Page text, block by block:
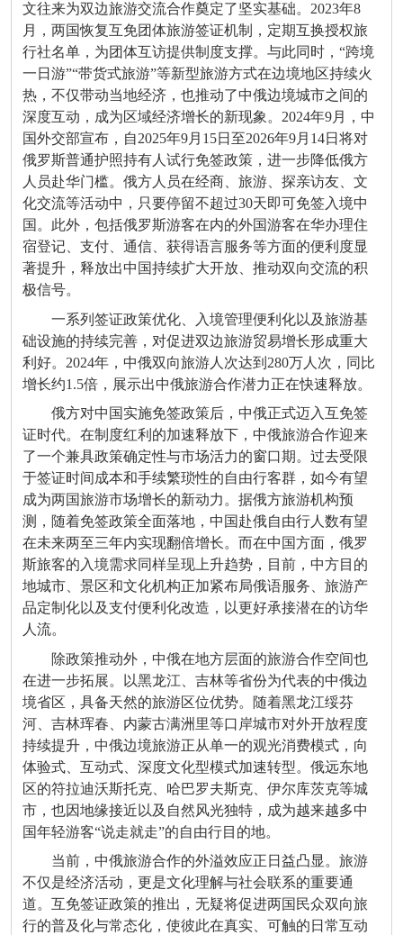
文往来为双边旅游交流合作奠定了坚实基础。2023年8
月，两国恢复互免团体旅游签证机制，定期互换授权旅
行社名单，为团体互访提供制度支撑。与此同时，“跨境
一日游”“带货式旅游”等新型旅游方式在边境地区持续火
热，不仅带动当地经济，也推动了中俄边境城市之间的
深度互动，成为区域经济增长的新现象。2024年9月，中
国外交部宣布，自2025年9月15日至2026年9月14日将对
俄罗斯普通护照持有人试行免签政策，进一步降低俄方
人员赴华门槛。俄方人员在经商、旅游、探亲访友、文
化交流等活动中，只要停留不超过30天即可免签入境中
国。此外，包括俄罗斯游客在内的外国游客在华办理住
宿登记、支付、通信、获得语言服务等方面的便利度显
著提升，释放出中国持续扩大开放、推动双向交流的积
极信号。
一系列签证政策优化、入境管理便利化以及旅游基
础设施的持续完善，对促进双边旅游贸易增长形成重大
利好。2024年，中俄双向旅游人次达到280万人次，同比
增长约1.5倍，展示出中俄旅游合作潜力正在快速释放。
俄方对中国实施免签政策后，中俄正式迈入互免签
证时代。在制度红利的加速释放下，中俄旅游合作迎来
了一个兼具政策确定性与市场活力的窗口期。过去受限
于签证时间成本和手续繁琐性的自由行客群，如今有望
成为两国旅游市场增长的新动力。据俄方旅游机构预
测，随着免签政策全面落地，中国赴俄自由行人数有望
在未来两至三年内实现翻倍增长。而在中国方面，俄罗
斯旅客的入境需求同样呈现上升趋势，目前，中方目的
地城市、景区和文化机构正加紧布局俄语服务、旅游产
品定制化以及支付便利化改造，以更好承接潜在的访华
人流。
除政策推动外，中俄在地方层面的旅游合作空间也
在进一步拓展。以黑龙江、吉林等省份为代表的中俄边
境省区，具备天然的旅游区位优势。随着黑龙江绥芬
河、吉林珲春、内蒙古满洲里等口岸城市对外开放程度
持续提升，中俄边境旅游正从单一的观光消费模式，向
体验式、互动式、深度文化型模式加速转型。俄远东地
区的符拉迪沃斯托克、哈巴罗夫斯克、伊尔库茨克等城
市，也因地缘接近以及自然风光独特，成为越来越多中
国年轻游客“说走就走”的自由行目的地。
当前，中俄旅游合作的外溢效应正日益凸显。旅游
不仅是经济活动，更是文化理解与社会联系的重要通
道。互免签证政策的推出，无疑将促进两国民众双向旅
行的普及化与常态化，使彼此在真实、可触的日常互动